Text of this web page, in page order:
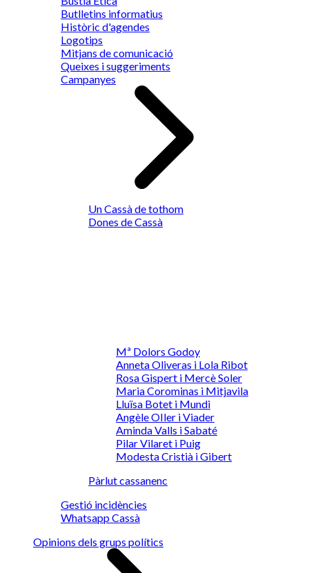
Butlletins informatius
Històric d'agendes
Logotips
Mitjans de comunicació
Queixes i suggeriments
Campanyes
Un Cassà de tothom
Dones de Cassà
Mª Dolors Godoy
Anneta Oliveras i Lola Ribot
Rosa Gispert i Mercè Soler
Maria Corominas i Mitjavila
Lluïsa Botet i Mundi
Angèle OIler i Viader
Aminda Valls i Sabaté
Pilar Vilaret i Puig
Modesta Cristià i Gibert
Pàrlut cassanenc
Gestió incidències
Whatsapp Cassà
Opinions dels grups polítics